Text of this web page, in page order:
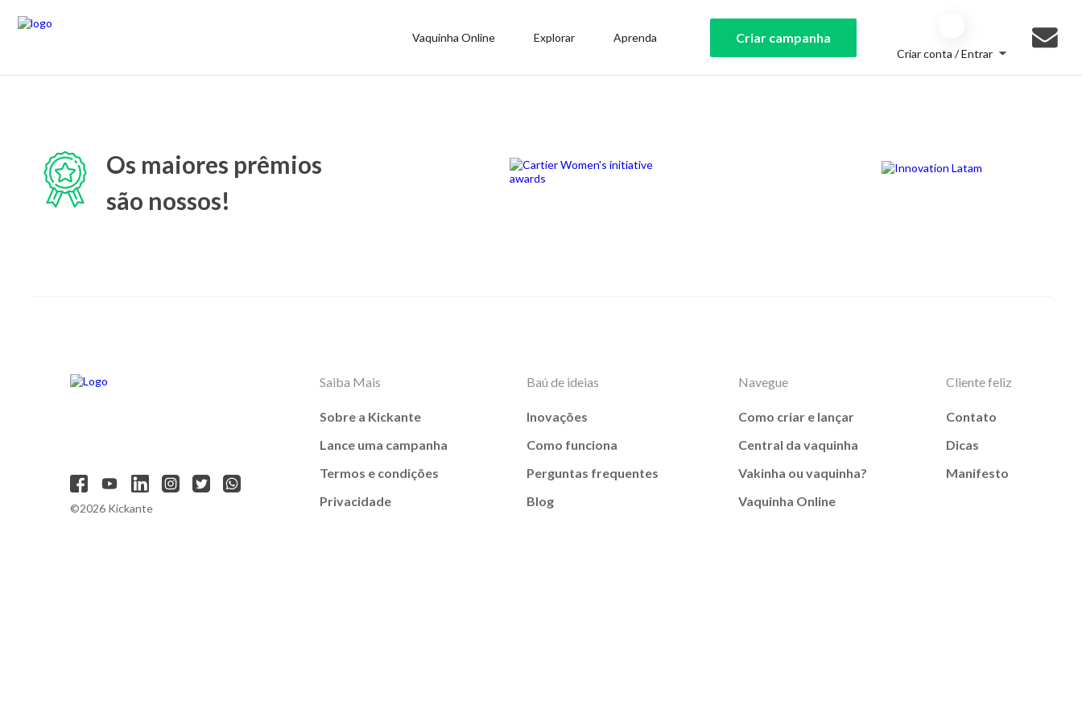
Vaquinha Online Explorar Aprenda Criar campanha
Criar conta / Entrar
Os maiores prêmios
são nossos!
©2026 Kickante
Saiba Mais
Sobre a Kickante
Lance uma campanha
Termos e condições
Privacidade
Baú de ideias
Inovações
Como funciona
Perguntas frequentes
Blog
Navegue
Como criar e lançar
Central da vaquinha
Vakinha ou vaquinha?
Vaquinha Online
Cliente feliz
Contato
Dicas
Manifesto